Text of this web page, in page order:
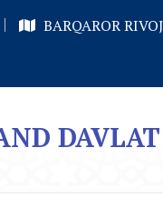
BARQAROR